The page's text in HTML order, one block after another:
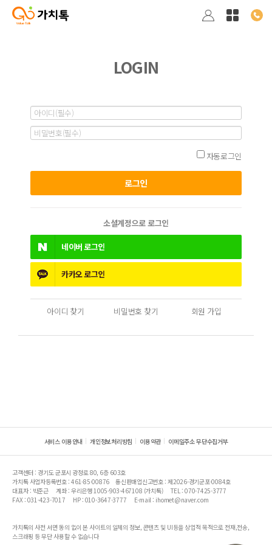
LOGIN
자동로그인
소셜계정으로 로그인
네이버로그인
카카오로그인
아이디 찾기 비밀번호 찾기 회원 가입
서비스 이용안내 개인정보처리방침 이용약관 이메일주소 무단수집거부
고객센터 : 경기도 군포시 광정로 80, 6층 603호
가치톡 사업자등록번호 : 461-85-00876
통신판매업신고번호 : 제2026-경기군포-0084호
대표자 : 박준근
계좌 : 우리은행 1005-903-467108 (가치톡)
TEL : 070-7425-3777
FAX : 031-423-7017
HP : 010-3647-3777 E-mail : ihomet@naver.com
가치톡의 사전 서면 동의 없이 본 사이트의 일체의 정보, 콘텐츠 및 UI등을 상업적 목적으로 전재,전송,
스크래핑 등 무단 사용할 수 없습니다